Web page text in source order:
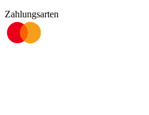
Zahlungsarten